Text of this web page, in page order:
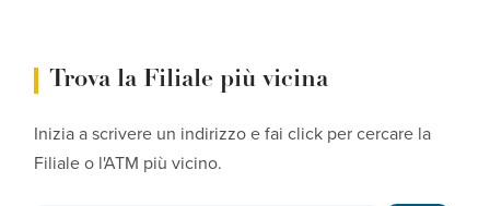
Trova la Filiale più vicina
Inizia a scrivere un indirizzo e fai click per cercare la
Filiale o l'ATM più vicino.